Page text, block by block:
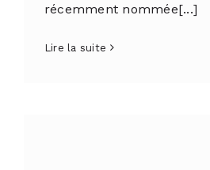
récemment nommée[...]
Lire la suite